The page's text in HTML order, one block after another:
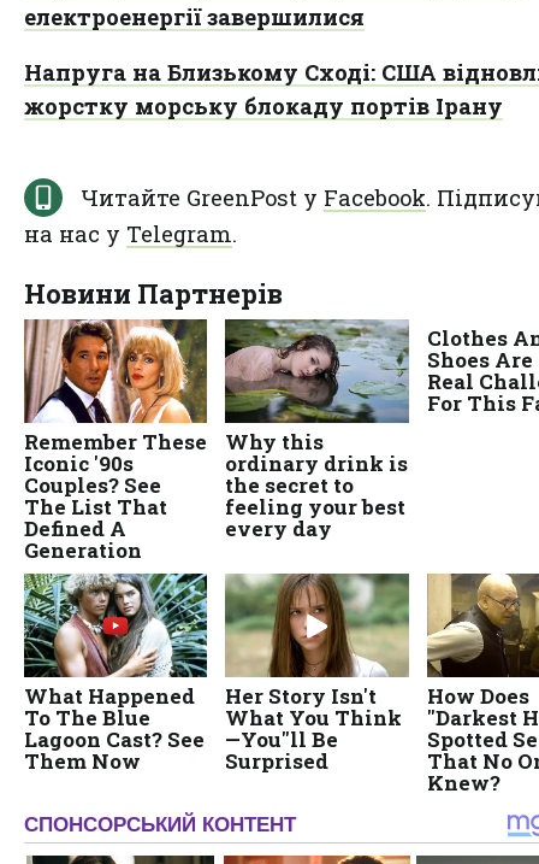
електроенергії завершилися
Напруга на Близькому Сході: США
жорстку морську блокаду портів Ірану
Читайте GreenPost у Facebook.
на нас у Telegram.